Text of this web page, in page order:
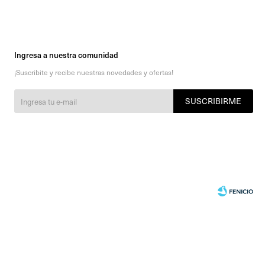
Ingresa a nuestra comunidad
¡Suscribite y recibe nuestras novedades y ofertas!
SUSCRIBIRME